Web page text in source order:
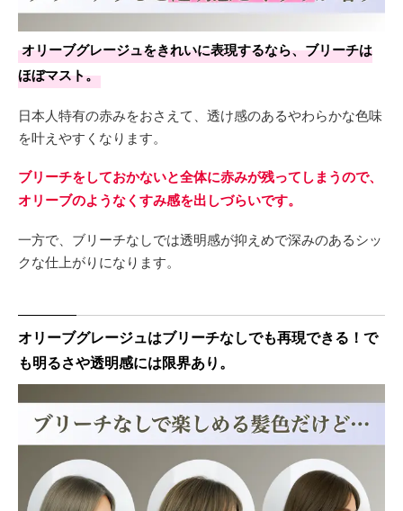
オリーブグレージュをきれいに表現するなら、ブリーチは
ほぼマスト。
日本人特有の赤みをおさえて、透け感のあるやわらかな色味
を叶えやすくなります。
ブリーチをしておかないと全体に赤みが残ってしまうので、
オリーブのようなくすみ感を出しづらいです。
一方で、ブリーチなしでは透明感が抑えめで深みのあるシッ
クな仕上がりになります。
オリーブグレージュはブリーチなしでも再現できる！で
も明るさや透明感には限界あり。